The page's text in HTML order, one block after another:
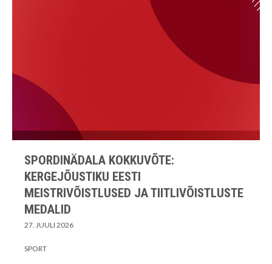
SPORDINÄDALA KOKKUVÕTE:
KERGEJÕUSTIKU EESTI
MEISTRIVÕISTLUSED JA TIITLIVÕISTLUSTE
MEDALID
27. JUULI 2026
SPORT